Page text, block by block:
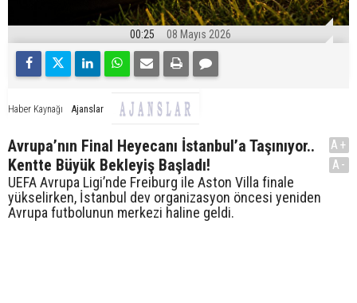
00:25 08 Mayıs 2026
Haber Kaynağı Ajanslar
Avrupa’nın Final Heyecanı İstanbul’a Taşınıyor..
Kentte Büyük Bekleyiş Başladı!
UEFA Avrupa Ligi’nde Freiburg ile Aston Villa finale
yükselirken, İstanbul dev organizasyon öncesi yeniden
Avrupa futbolunun merkezi haline geldi.
A+
A-